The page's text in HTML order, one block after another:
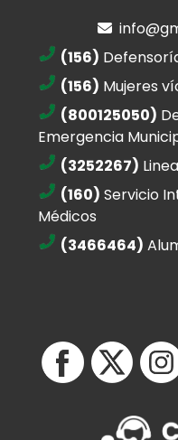
(156)
(156) Mujeres
(800125050)
Emergencia
(3252267)
(160) Servicio
Médicos
(3466464)